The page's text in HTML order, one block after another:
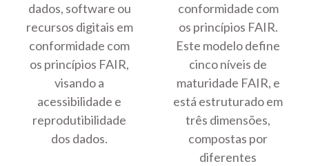
dados, software ou
recursos digitais em
conformidade com
os princípios FAIR,
visando a
acessibilidade e
reprodutibilidade
dos dados.
conformidade com
os princípios FAIR.
Este modelo define
cinco níveis de
maturidade FAIR, e
está estruturado em
três dimensões,
compostas por
diferentes